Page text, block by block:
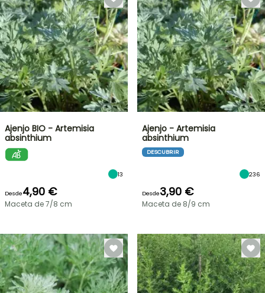
OFERTA
RELÁMPAGO
¡HASTA
UN
Ajenjo BIO - Artemisia
absinthium
13
Desde4,90 €
Maceta de 7/8 cm
Ajenjo - Artemisia
absinthium
DESCUBRIR
236
Desde3,90 €
Maceta de 8/9 cm